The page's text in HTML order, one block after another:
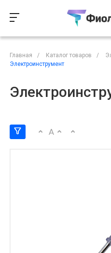
Главная / Каталог товаров /
Электроинструмент
A